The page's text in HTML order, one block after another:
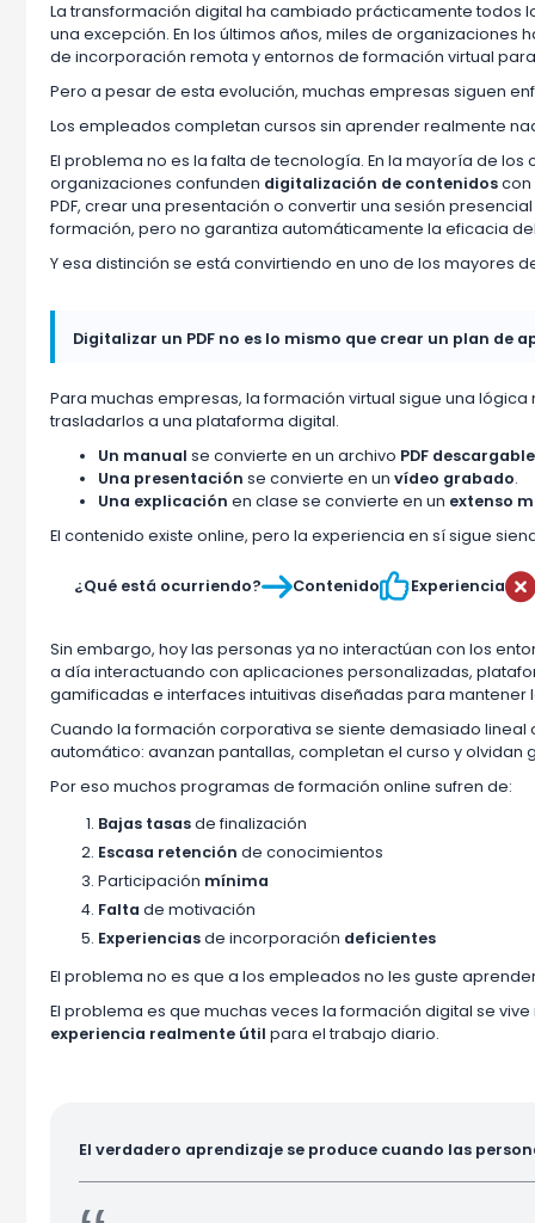
La transformación digital ha cambiado prácticamente todos
una excepción. En los últimos años, miles de
de incorporación remota y entornos de formación virtual
Pero a pesar de esta evolución, muchas empresas siguen
Los empleados completan cursos sin aprender realmente
El problema no es la falta de tecnología. En la mayoría de
organizaciones confunden digitalización de contenidoscon
PDF, crear una presentación o convertir una sesión
formación, pero no garantiza automáticamente la eficacia
Y esa distinción se está convirtiendo en uno de los mayores
Digitalizar un PDF no es lo mismo que crear un plan de
Para muchas empresas, la formación virtual sigue una
trasladarlos a una plataforma digital.
Un manual se convierte en un archivo PDF descargable
Una presentación se convierte en unvídeo grabado.
Una explicación en clase se convierte en un extenso
El contenido existe online, pero la experiencia en sí sigue
¿Qué está ocurriendo?ContenidoExperiencia
Sin embargo, hoy las personas ya no interactúan con los
a día interactuando con aplicaciones personalizadas,
gamificadas e interfaces intuitivas diseñadas para
Cuando la formación corporativa se siente demasiado
automático: avanzan pantallas, completan el curso y
Por eso muchos programas de formación online sufren de:
Bajas tasasde finalización
Escasa retención de conocimientos
Participación mínima
Faltade motivación
Experienciasde incorporación deficientes
El problema no es que a los empleados no les guste
El problema es que muchas veces la formación digital se
experiencia realmente útil para el trabajo diario.
El verdadero aprendizaje se produce cuando las